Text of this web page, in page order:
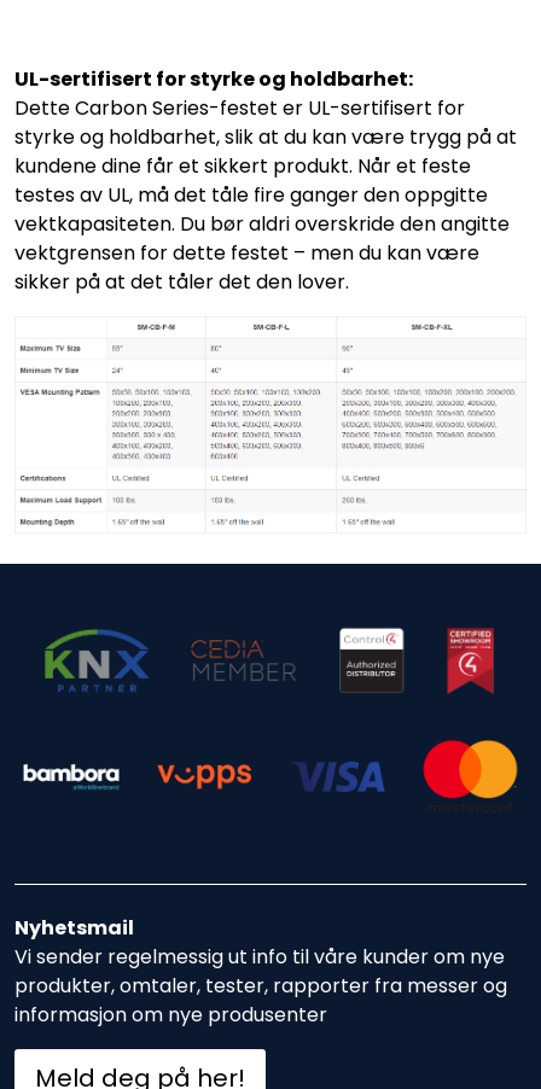
UL-sertifisert for styrke og holdbarhet:
Dette Carbon Series-festet er UL-sertifisert for
styrke og holdbarhet, slik at du kan være trygg på at
kundene dine får et sikkert produkt. Når et feste
testes av UL, må det tåle fire ganger den oppgitte
vektkapasiteten. Du bør aldri overskride den angitte
vektgrensen for dette festet – men du kan være
sikker på at det tåler det den lover.
Nyhetsmail
Vi sender regelmessig ut info til våre kunder om nye
produkter, omtaler, tester, rapporter fra messer og
informasjon om nye produsenter
Meld deg på her!